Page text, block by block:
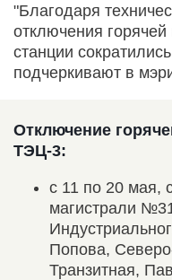
"Благодаря
отключения
станции
подчеркивают в
Отключение
ТЭЦ-3:
с 11 по 20 мая,
магистрали
Попова,
Транзитная,